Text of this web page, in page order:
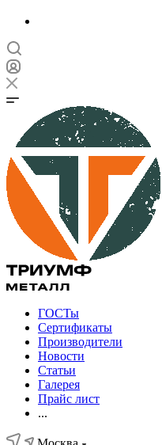
ГОСТы
Сертификаты
Производители
Новости
Статьи
Галерея
Прайс лист
...